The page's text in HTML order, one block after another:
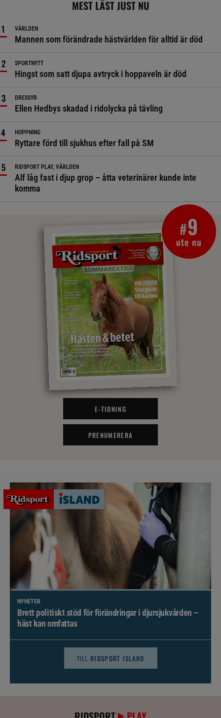
MEST LÄST JUST NU
VÄRLDEN
Mannen som förändrade hästvärlden för alltid är död
SPORTNYTT
Hingst som satt djupa avtryck i hoppaveln är död
DRESSYR
Ellen Hedbys skadad i ridolycka på tävling
HOPPNING
Ryttare förd till sjukhus efter fall på SM
RIDSPORT PLAY, VÄRLDEN
Alf låg fast i djup grop – åtta veterinärer kunde inte
komma
#9
ute nu
E-TIDNING
PRENUMERERA
NYHETER
Brett politiskt stöd för förändringar i djursjukvården –
häst kan omfattas
TILL RIDSPORT ISLAND